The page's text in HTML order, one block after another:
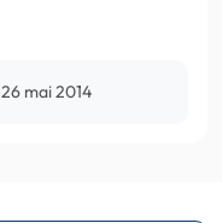
26 mai 2014